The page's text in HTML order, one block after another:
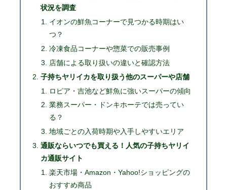
状況を調査
イオンの鮮魚コーナーで見つかる時期はい
つ？
冷凍食品コーナーや惣菜での販売事例
店舗による取り扱いの違いと確認方法
子持ちヤリイカを取り扱う他のスーパーや店舗
ロピア・吉池など鮮魚に強いスーパーの傾向
業務スーパー・ドンキホーテでは売ってい
る？
地域ごとの入荷時期や入手しやすいエリア
通販ならいつでも買える！人気の子持ちヤリイ
カ通販サイト
楽天市場・Amazon・Yahoo!ショッピングの
おすすめ商品